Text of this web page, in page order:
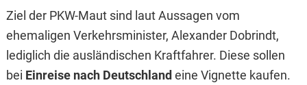
Ziel der PKW-Maut sind laut Aussagen vom
ehemaligen Verkehrsminister, Alexander Dobrindt,
lediglich die ausländischen Kraftfahrer. Diese sollen
bei Einreise nach Deutschland eine Vignette kaufen.